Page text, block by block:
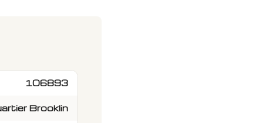
106893
Brooklin